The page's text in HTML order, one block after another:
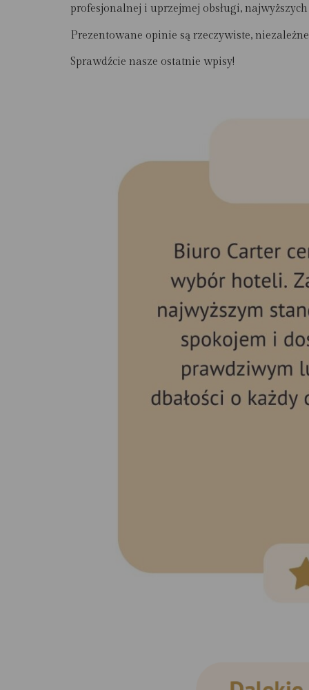
profesjonalnej i uprzejmej obsługi,
Prezentowane opinie są rzeczywiste,
Sprawdźcie nasze ostatnie wpisy!